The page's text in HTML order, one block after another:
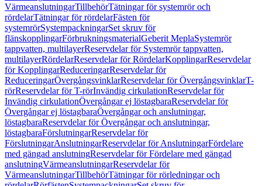
VärmeanslutningarTillbehörTätningar för systemrör och
rördelarTätningar för rördelarFästen för
systemrörSystempackningarSet skruv för
flänskopplingarFörbrukningsmaterialGeberit MeplaSystemrör
tappvatten, multilayerReservdelar för Systemrör tappvatten,
multilayerRördelarReservdelar för RördelarKopplingarReservdelar
för KopplingarReduceringarReservdelar för
ReduceringarÖvergångsvinklarReservdelar för ÖvergångsvinklarT-
rörReservdelar för T-rörInvändig cirkulationReservdelar för
Invändig cirkulationÖvergångar ej löstagbaraReservdelar för
Övergångar ej löstagbaraÖvergångar och anslutningar,
löstagbaraReservdelar för Övergångar och anslutningar,
löstagbaraFörslutningarReservdelar för
FörslutningarAnslutningarReservdelar för AnslutningarFördelare
med gängad anslutningReservdelar för Fördelare med gängad
anslutningVärmeanslutningarReservdelar för
VärmeanslutningarTillbehörTätningar för rörledningar och